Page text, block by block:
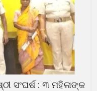
ସଂଘର୍ଷ : ୩ ମହିଳାଙ୍କ